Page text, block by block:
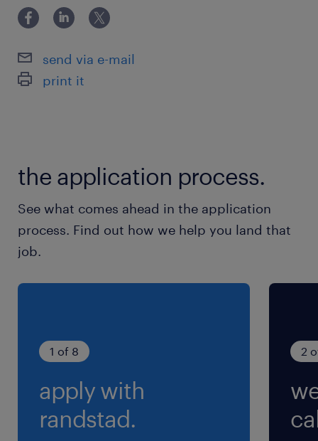
物流倉庫
東西線、京葉線、総武線、武蔵野線、東葉高速線
／西船橋駅（その他10分）
休日休暇
曜日固定だけど都合が悪い日は振替相談OK！
土日祝休みもご相談ください！
就業時間
残業
繁忙期以外ほぼなし※残業があっても出来る日だ
けでOK！
初めてのアルバイトの方や、お子さんが大きくなった
のでちょっと働こうかな！という方も多く、ここで倉
send via e-mail
print it
the application process.
See what comes ahead in the application
process. Find out how we help you land that
job.
1 of 8
apply with
randstad.
2